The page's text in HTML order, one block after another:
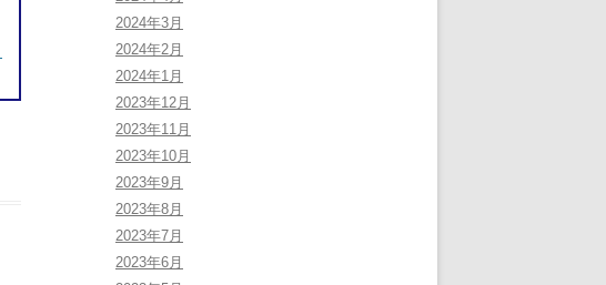
2024年3月
2024年2月
2024年1月
2023年12月
2023年11月
2023年10月
2023年9月
2023年8月
2023年7月
2023年6月